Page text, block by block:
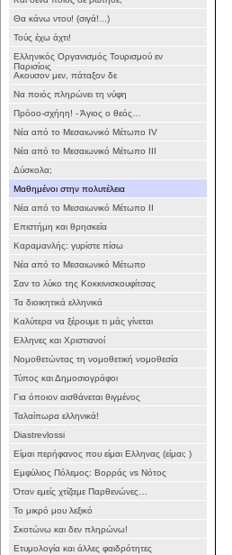
Θα κάνω ντου! (σιγά!...)
Τούς έχω άχτι!
Ελληνικός Οργανισμός Τουρισμού εν
Παρισίοις
Ακουσον μεν, πάταξον δε
Να ποιός πληρώνει τη νύφη
Πρόοο-σχήηη! - Άγιος ο θεός…
Νέα από το Μεσαιωνικό Μέτωπο IV
Νέα από το Μεσαιωνικό Μέτωπο III
Δύσκολα;
Μαθημένοι στην πολυτέλεια
Νέα από το Μεσαιωνικό Μέτωπο II
Επιστήμη και θρησκεία
Καραμανλής: γυρίστε πίσω
Νέα από το Μεσαιωνικό Μέτωπο
Σαν το λύκο της Κοκκινισκουφίτσας
Τα διοικητικά ελληνικά
Καλύτερα να ξέρουμε τι μάς γίνεται
Ελληνες και Χριστιανοί
Νομοθετώντας τη νομοθετική νομοθεσία
Τύπος και Δημοσιογράφοι
Για όποιον αισθάνεται θιγμένος
Ταλαίπωρα ελληνικά!
Diastrevlossi
Είμαι περήφανος που είμαι Ελληνας (είμαι; )
Εμφύλιος Πόλεμος: Βορράς vs Νότος
Όταν εμείς χτίζαμε Παρθενώνες…
Το μικρό μου λεξικό
Σκοτώνω και δεν πληρώνω!
Ετυμολογία και άλλες φαιδρότητες